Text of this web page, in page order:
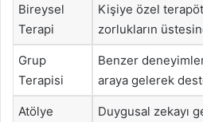
Bireysel
Terapi
Kişiye özel
zorlukların
Grup
Terapisi
Benzer
araya gelerek
Atölye
Duygusal zekayı